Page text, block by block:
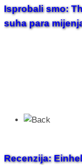
Isprobali smo:
suha para
Recenzija: